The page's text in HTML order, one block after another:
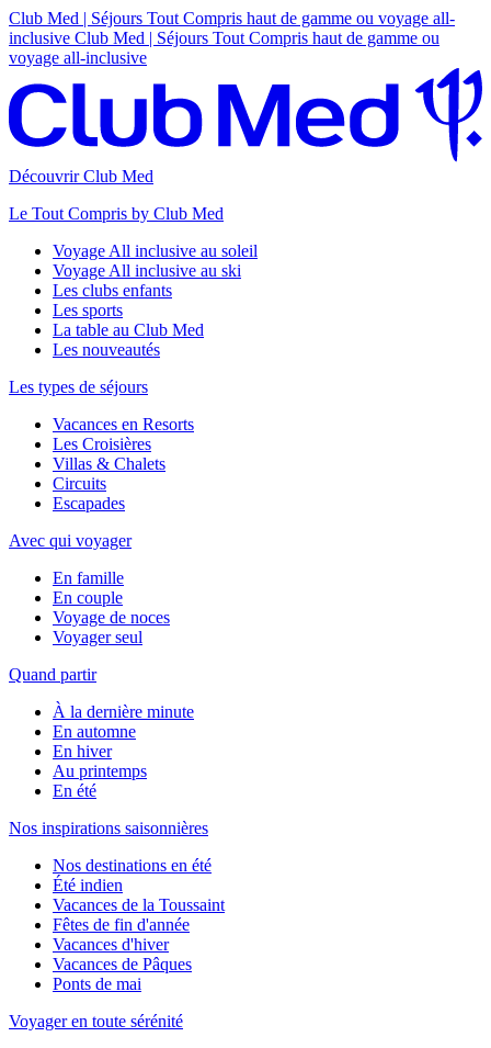
Club Med | Séjours Tout Compris haut de gamme ou voyage all-
inclusive Club Med | Séjours Tout Compris haut de gamme ou
voyage all-inclusive
Découvrir Club Med
Le Tout Compris by Club Med
Voyage All inclusive au soleil
Voyage All inclusive au ski
Les clubs enfants
Les sports
La table au Club Med
Les nouveautés
Les types de séjours
Vacances en Resorts
Les Croisières
Villas & Chalets
Circuits
Escapades
Avec qui voyager
En famille
En couple
Voyage de noces
Voyager seul
Quand partir
À la dernière minute
En automne
En hiver
Au printemps
En été
Nos inspirations saisonnières
Nos destinations en été
Été indien
Vacances de la Toussaint
Fêtes de fin d'année
Vacances d'hiver
Vacances de Pâques
Ponts de mai
Voyager en toute sérénité